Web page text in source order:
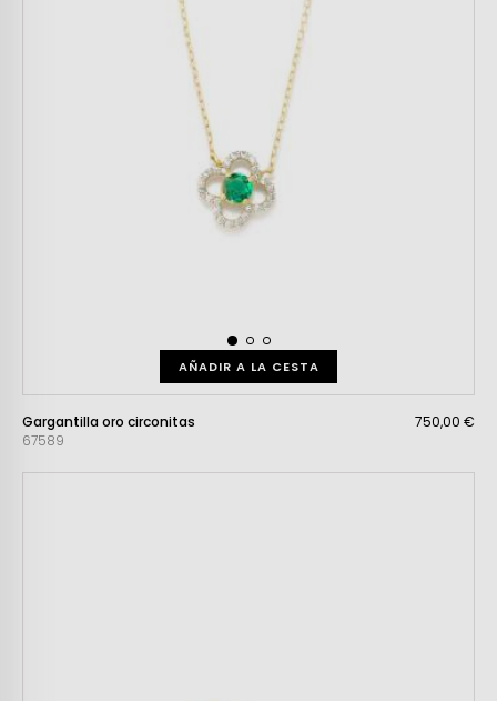
AÑADIR A LA CESTA
Gargantilla oro circonitas
67589
750,00 €